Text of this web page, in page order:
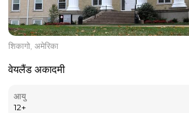
शिकागो, अमेरिका
वेयलैंड अकादमी
आयु
12+